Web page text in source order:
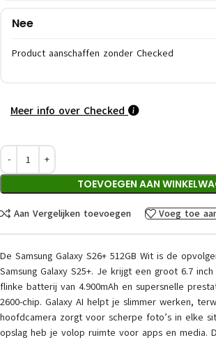
Nee
Product aanschaffen zonder Checked
Meer info over Checked
TOEVOEGEN AAN
Aan Vergelijken toevoegen Voeg toe
De Samsung Galaxy S26+ 512GB Wit is de
Samsung Galaxy S25+. Je krijgt een groot 6.7 inch
flinke batterij van 4.900mAh en supersnelle
2600-chip. Galaxy AI helpt je slimmer werken,
hoofdcamera zorgt voor scherpe foto’s in elke
opslag heb je volop ruimte voor apps en media.